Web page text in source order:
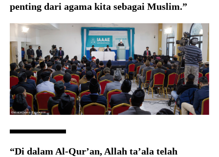
penting dari agama kita sebagai Muslim.”
“Di dalam Al-Qur’an, Allah ta’ala telah